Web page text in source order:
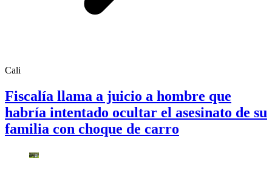
Cali
Fiscalía llama a juicio a hombre que
habría intentado ocultar el asesinato de su
familia con choque de carro